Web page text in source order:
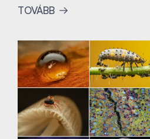
TOVÁBB